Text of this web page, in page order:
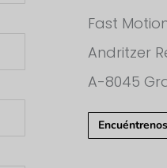
Fast
Andritzer
A-8045